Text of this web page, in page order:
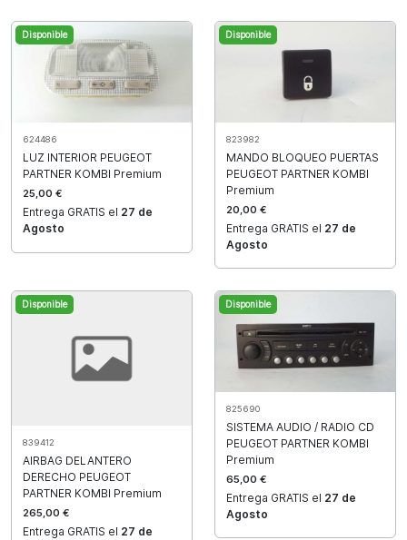
Disponible
624486
LUZ INTERIOR PEUGEOT
PARTNER KOMBI Premium
25,00 €
Entrega GRATIS el 27 de
Agosto
Disponible
823982
MANDO BLOQUEO PUERTAS
PEUGEOT PARTNER KOMBI
Premium
20,00 €
Entrega GRATIS el 27 de
Agosto
Disponible
839412
AIRBAG DELANTERO
DERECHO PEUGEOT
PARTNER KOMBI Premium
265,00 €
Entrega GRATIS el 27 de
Disponible
825690
SISTEMA AUDIO / RADIO CD
PEUGEOT PARTNER KOMBI
Premium
65,00 €
Entrega GRATIS el 27 de
Agosto